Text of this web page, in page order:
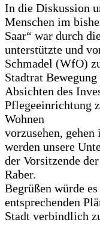
In die Diskussion
Menschen im
Saar“ war durch
unterstützte und
Schmadel (WfO)
Stadtrat
Absichten des
Pflegeeinrichtung
Wohnen
vorzusehen,
werden unsere
der Vorsitzende
Raber.
Begrüßen würde
entsprechenden
Stadt verbindlich